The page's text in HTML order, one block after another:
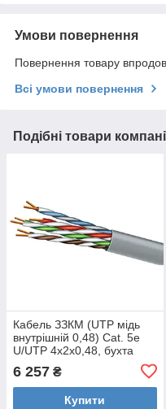
Умови повернення
Повернення товару
Всі умови повернення
Подібні товари
Кабель ЗЗКМ (UTP мідь
внутрішній 0,48) Cat. 5e
U/UTP 4x2x0,48, бухта
6 257 ₴
Купити